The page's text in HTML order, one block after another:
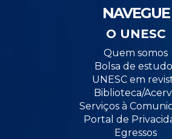
NAVEGUE
O UNESC
Quem somos
Bolsa de
UNESC em
Biblioteca/
Serviços à
Portal de
Egressos